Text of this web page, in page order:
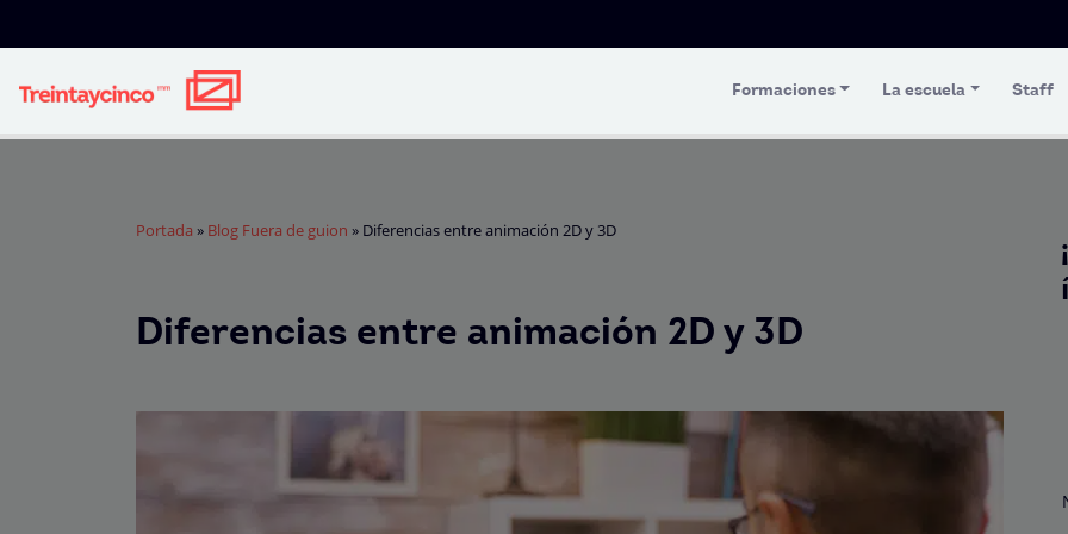
Formaciones La escuela Staff
Portada » Blog Fuera de guion » Diferencias entre animación 2D y 3D
Diferencias entre animación 2D y 3D